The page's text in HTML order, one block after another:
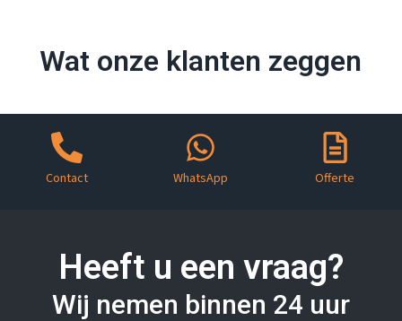
Wat onze klanten zeggen
Contact WhatsApp Offerte
Heeft u een vraag?
Wij nemen binnen 24 uur